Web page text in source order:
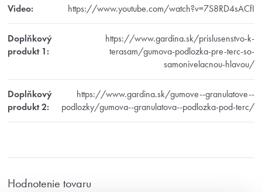
Video: https://www.youtube.com/watch?v=7S8RD4sACfI
Doplňkový
produkt 1 :
https://www.gardina.sk/prislusenstvo-k-
terasam/gumova-podlozka-pre-terc-so-
samonivelacnou-hlavou/
Doplňkový
produkt 2:
https://www.gardina.sk/gumove--granulatove--
podlozky/gumova--granulatova--podlozka-pod-terc/
Hodnotenie tovaru